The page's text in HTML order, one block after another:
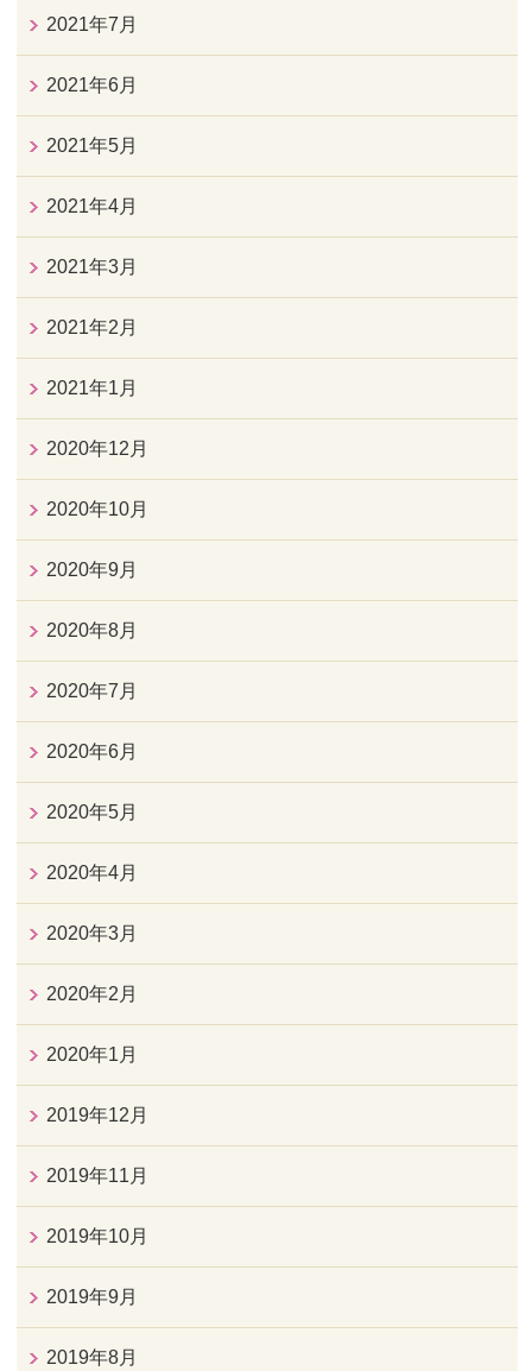
2021年7月
2021年6月
2021年5月
2021年4月
2021年3月
2021年2月
2021年1月
2020年12月
2020年10月
2020年9月
2020年8月
2020年7月
2020年6月
2020年5月
2020年4月
2020年3月
2020年2月
2020年1月
2019年12月
2019年11月
2019年10月
2019年9月
2019年8月